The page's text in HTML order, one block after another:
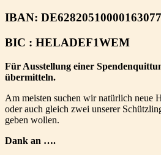
IBAN:
BIC : HELADEF1WEM
Für Ausstellung einer
übermitteln.
Am meisten suchen wir natürlich neue
oder auch gleich zwei unserer
geben wollen.
Dank an ….